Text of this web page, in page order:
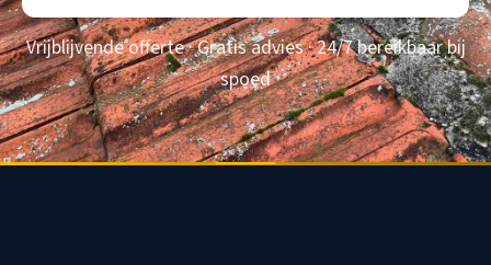
Vrijblijvende offerte · Gratis advies · 24/7 bereikbaar bij
spoed